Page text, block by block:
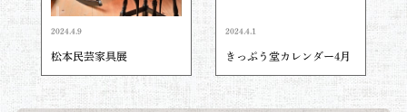
2024.4.9
松本民芸家具展
2024.4.1
きっぷう堂カレンダー4月